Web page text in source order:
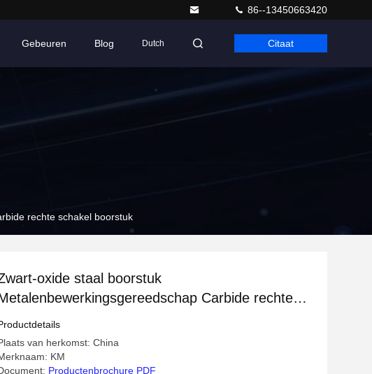
86--13450663420
Gebeuren Blog Dutch Citaat
rechte schakel boorstuk
oxide staal boorstuk
Carbide rechte
boorstuk
van herkomst: China
KM
Productenbrochure PDF